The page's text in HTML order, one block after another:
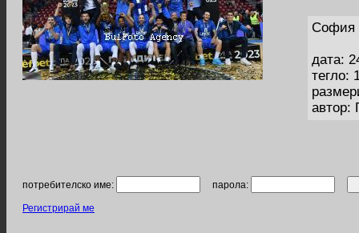
София
дата:
тегло:
автор:
потребителско име: парола:
Регистрирай ме